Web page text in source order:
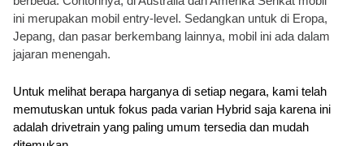
ini merupakan mobil entry-level. Sedangkan untuk di Eropa,
Jepang, dan pasar berkembang lainnya, mobil ini ada dalam
jajaran menengah.
Untuk melihat berapa harganya di setiap negara, kami telah
memutuskan untuk fokus pada varian Hybrid saja karena ini
adalah drivetrain yang paling umum tersedia dan mudah